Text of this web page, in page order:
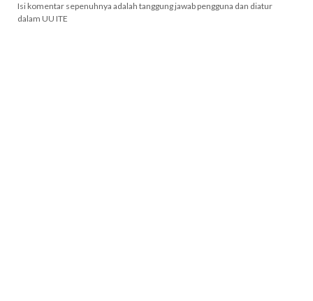
Isi komentar sepenuhnya adalah tanggung jawab pengguna dan diatur
dalam UU ITE